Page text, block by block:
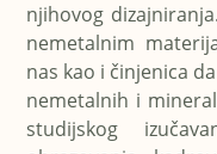
njihovog
nemetalnim
nas kao i činjenica
nemetalnih i
studijskog